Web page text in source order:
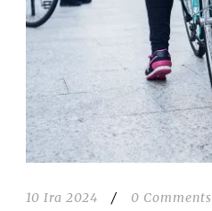
10 Ira 2024 / 0 Comments